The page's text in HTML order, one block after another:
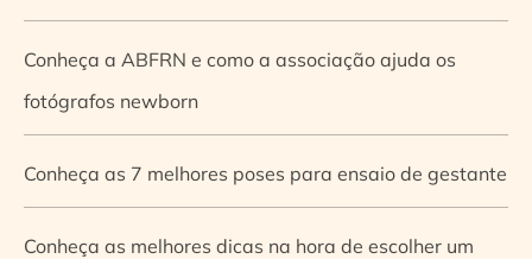
Conheça a ABFRN e como a associação ajuda os
fotógrafos newborn
Conheça as 7 melhores poses para ensaio de gestante
Conheça as melhores dicas na hora de escolher um